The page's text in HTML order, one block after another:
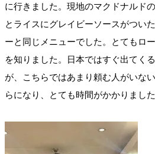
に行きました。現地のマクドナルド
とライスにグレイビーソースがつい
ーと同じメニューでした。とてもロ
を知りました。日本ではすぐ出てく
が、こちらではあまり頼む人がいな
らになり、とても時間がかかりました